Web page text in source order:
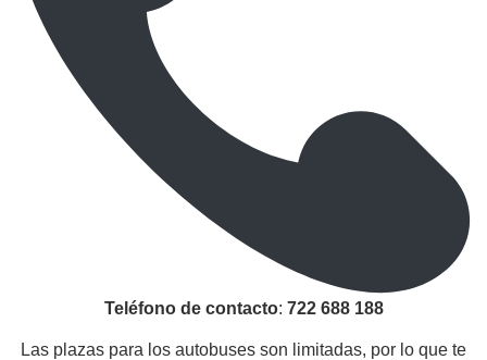
Teléfono de contacto: 722 688 188
Las plazas para los autobuses son limitadas, por lo que te